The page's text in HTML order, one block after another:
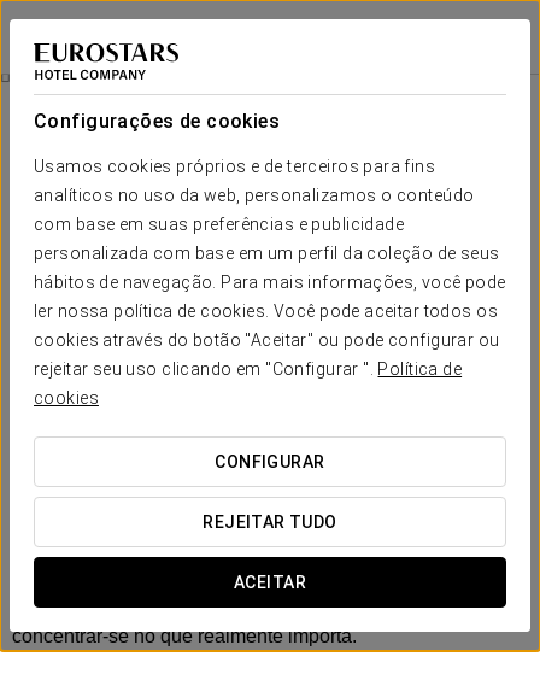
Configurações de cookies
Usamos cookies próprios e de terceiros para fins
analíticos no uso da web, personalizamos o conteúdo
com base em suas preferências e publicidade
personalizada com base em um perfil da coleção de seus
hábitos de navegação. Para mais informações, você pode
ler nossa política de cookies. Você pode aceitar todos os
cookies através do botão "Aceitar" ou pode configurar ou
rejeitar seu uso clicando em "Configurar ". Política de
cookies
CONFIGURAR
REJEITAR TUDO
ACEITAR
Exe Zaragoza WTC
SARAGOÇA
Experiência Business Sem Preocupações
20€
Experiência business sem
preocupações
Horários adaptáveis e estacionamento incluído, tudo
personalizado ao seu ritmo.
No Exe Zaragoza WTC, temos esta experiência business
criada para o seu máximo conforto. Para que possa
concentrar-se no que realmente importa.